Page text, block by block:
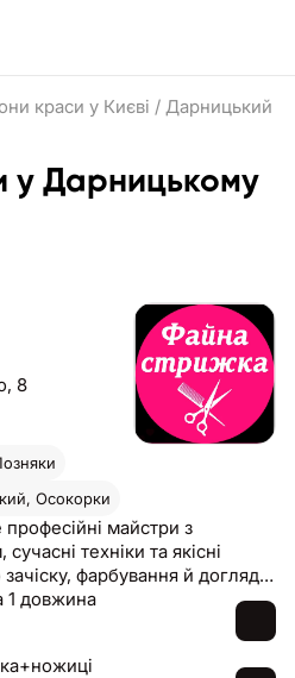
краси у Києві / Дарницький
у Дарницькому
8
Осокорки
майстри з
техніки та якісні
фарбування й догляд
ціна і відмінний результат -
1 довжина